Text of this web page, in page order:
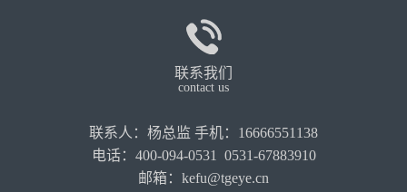
联系我们
contact us
联系人：杨总监 手机：16666551138
电话：400-094-0531 0531-67883910
邮箱：kefu@tgeye.cn